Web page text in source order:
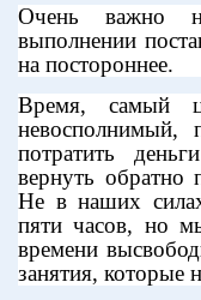
Очень важно
выполнении
на постороннее.
Время, самый
потратить
вернуть обратно
Не в наших
пяти часов, но
времени
занятия, которые